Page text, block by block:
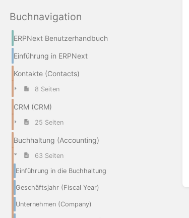
Buchnavigation
ERPNext Benutzerhandbuch
Einführung in ERPNext
Kontakte (Contacts)
8 Seiten
CRM (CRM)
25 Seiten
Buchhaltung (Accounting)
63 Seiten
Einführung in die Buchhaltung
Geschäftsjahr (Fiscal Year)
Unternehmen (Company)